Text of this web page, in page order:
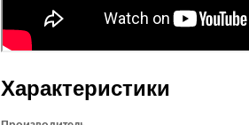
Характеристики